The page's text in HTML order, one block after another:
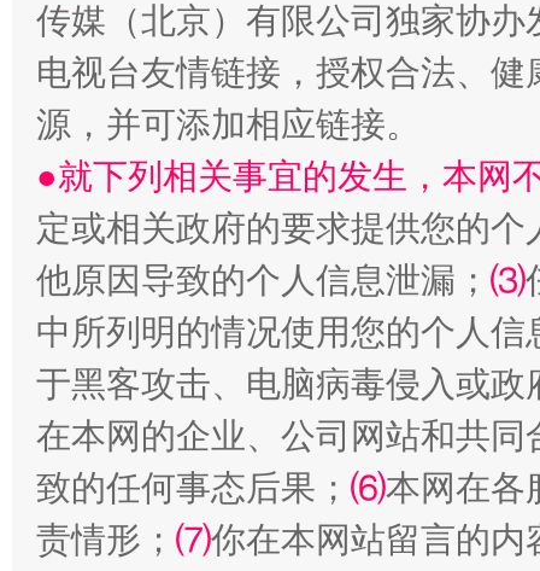
受贿1.44亿！段成刚被判无期 从幼
全民健身五年计划来了！等你上场
传媒（北京）有限公司独家协
电视台友情链接，授权合法、
源，并可添加相应链接。
●就下列相关事宜的发生，本网
定或相关政府的要求提供您的个
他原因导致的个人信息泄漏； ⑶
中所列明的情况使用您的个人
于黑客攻击、电脑病毒侵入或
在本网的企业、公司网站和共
致的任何事态后果； ⑹本网在各
责情形； ⑺你在本网站留言的内